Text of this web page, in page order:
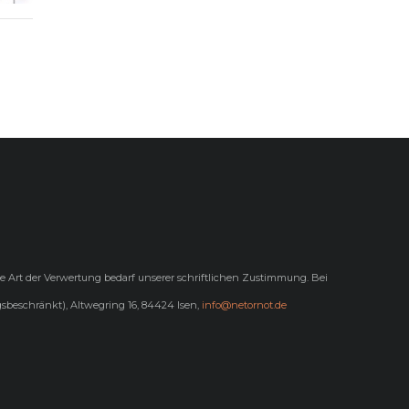
der Verwertung bedarf unserer schriftlichen Zustimmung. Bei
Altwegring 16, 84424 Isen, info@netornot.de